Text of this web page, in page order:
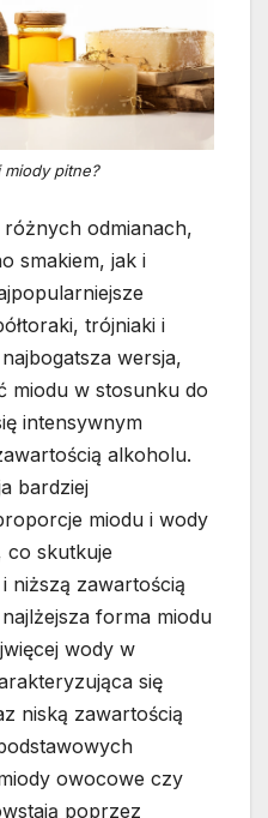
miody pitne?
odmianach,
smakiem, jak i
trójniaki i
wersja,
miodu w stosunku do
intensywnym
alkoholu.
bardziej
miodu i wody
co skutkuje
i niższą zawartością
forma miodu
wody w
się
niską zawartością
owocowe czy
poprzez